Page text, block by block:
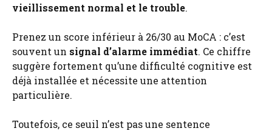
vieillissement normal et le trouble.
Prenez un score inférieur à 26/30 au MoCA : c’est
souvent un signal d’alarme immédiat. Ce chiffre
suggère fortement qu’une difficulté cognitive est
déjà installée et nécessite une attention
particulière.
Toutefois, ce seuil n’est pas une sentence